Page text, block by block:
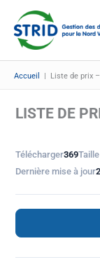
contenu
Accueil | Liste de prix
LISTE DE
Télécharger369
Dernière mise à jour